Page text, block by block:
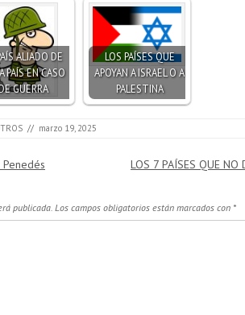
ALIADO DE
PAÍS EN CASO
GUERRA
LOS PAÍSES QUE
APOYAN A ISRAEL O A
PALESTINA
// marzo 19, 2025
Penedés LOS 7 PAÍSES QUE NO
publicada. Los campos obligatorios están marcados con *